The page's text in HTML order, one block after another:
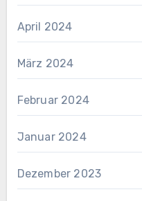
April 2024
März 2024
Februar 2024
Januar 2024
Dezember 2023